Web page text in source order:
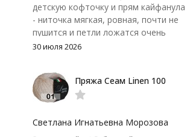
детскую кофточку и прям кайфанула
- ниточка мягкая, ровная, почти не
пушится и петли ложатся очень
аккуратно. После стирки полотно
потеряло, цвет тоже не стал
тусклее. Единственный нюанс -
моточки маленькие, расход лучше
чуть-чуть не хватило))
30 июля 2026
Пряжа Сеам Linen 100
Светлана Игнатьевна Морозова